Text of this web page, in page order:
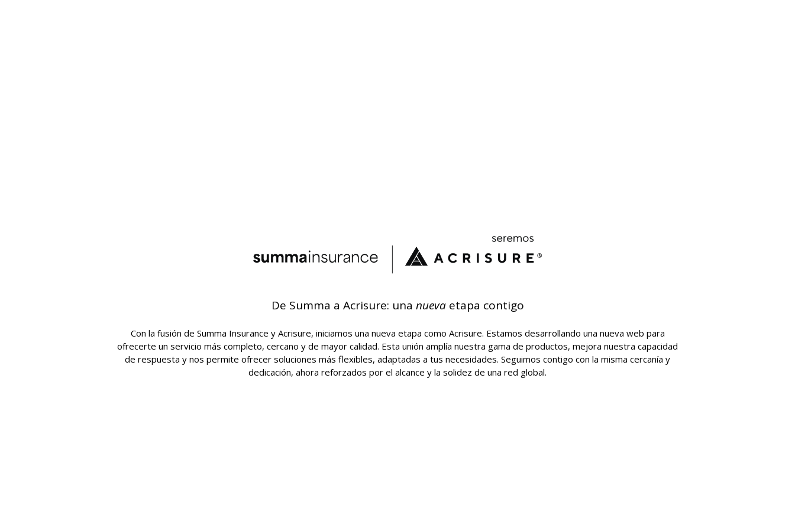
De Summa a Acrisure: una nuevaetapa contigo
Con la fusión de Summa Insurance y Acrisure, iniciamos una nueva etapa como Acrisure. Estamos desarrollando una nueva web para
ofrecerte un servicio más completo, cercano y de mayor calidad. Esta unión amplía nuestra gama de productos, mejora nuestra capacidad
de respuesta y nos permite ofrecer soluciones más flexibles, adaptadas a tus necesidades. Seguimos contigo con la misma cercanía y
dedicación, ahora reforzados por el alcance y la solidez de una red global.